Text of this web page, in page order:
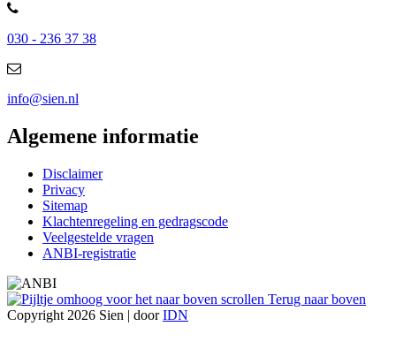
030 - 236 37 38
info@sien.nl
Algemene informatie
Disclaimer
Privacy
Sitemap
Klachtenregeling en gedragscode
Veelgestelde vragen
ANBI-registratie
Terug naar boven
Copyright 2026 Sien | doorIDN